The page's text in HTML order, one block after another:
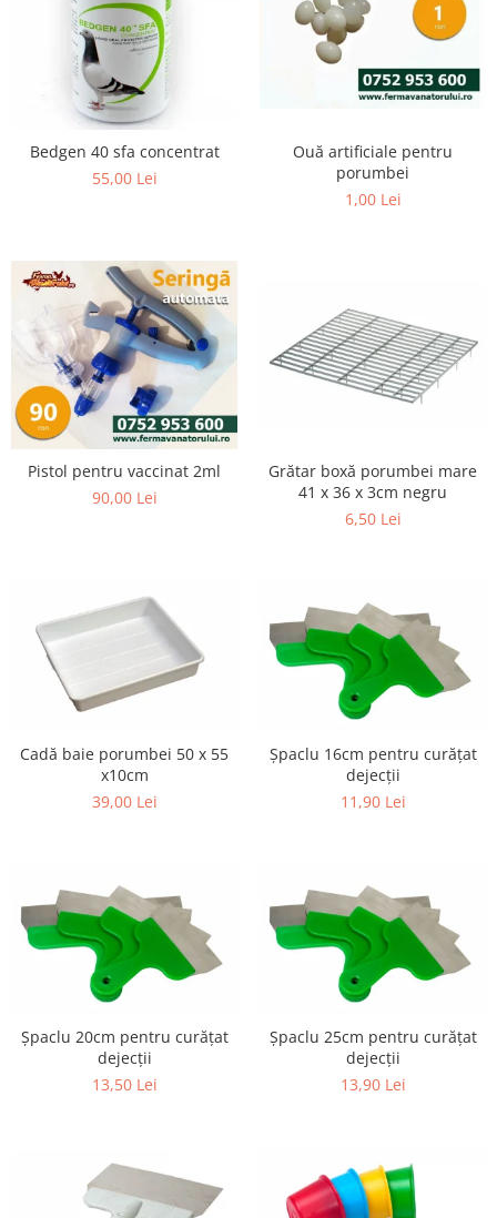
Bedgen 40 sfa concentrat
55,00 Lei
Ouă artificiale pentru
porumbei
1,00 Lei
Pistol pentru vaccinat 2ml
90,00 Lei
Grătar boxă porumbei mare
41 x 36 x 3cm negru
6,50 Lei
Cadă baie porumbei 50 x 55
x10cm
39,00 Lei
Șpaclu 16cm pentru curățat
dejecții
11,90 Lei
Șpaclu 20cm pentru curățat
dejecții
13,50 Lei
Șpaclu 25cm pentru curățat
dejecții
13,90 Lei